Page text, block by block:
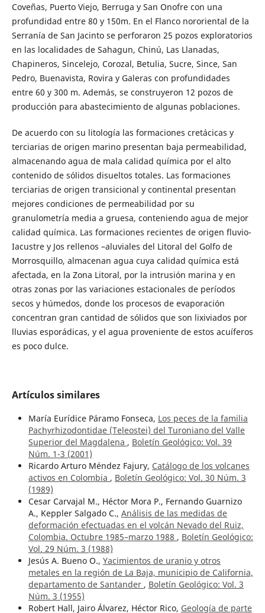
Coveñas, Puerto Viejo, Berruga y San Onofre con una
profundidad entre 80 y 150m. En el Flanco nororiental de la
Serranía de San Jacinto se perforaron 25 pozos exploratorios
en las localidades de Sahagun, Chinú, Las Llanadas,
Chapineros, Sincelejo, Corozal, Betulia, Sucre, Since, San
Pedro, Buenavista, Rovira y Galeras con profundidades
entre 60 y 300 m. Además, se construyeron 12 pozos de
producción para abastecimiento de algunas poblaciones.
De acuerdo con su litología las formaciones cretácicas y
terciarias de origen marino presentan baja permeabilidad,
almacenando agua de mala calidad química por el alto
contenido de sólidos disueltos totales. Las formaciones
terciarias de origen transicional y continental presentan
mejores condiciones de permeabilidad por su
granulometría media a gruesa, conteniendo agua de mejor
calidad química. Las formaciones recientes de origen fluvio-
Iacustre y Jos rellenos –aluviales del Litoral del Golfo de
Morrosquillo, almacenan agua cuya calidad química está
afectada, en la Zona Litoral, por la intrusión marina y en
otras zonas por las variaciones estacionales de períodos
secos y húmedos, donde los procesos de evaporación
concentran gran cantidad de sólidos que son lixiviados por
lluvias esporádicas, y el agua proveniente de estos acuíferos
es poco dulce.
Artículos similares
María Eurídice Páramo Fonseca, Los peces de la familia
Pachyrhizodontidae (Teleostei) del Turoniano del Valle
Superior del Magdalena , Boletín Geológico: Vol. 39
Núm. 1-3 (2001)
Ricardo Arturo Méndez Fajury, Catálogo de los volcanes
activos en Colombia , Boletín Geológico: Vol. 30 Núm. 3
(1989)
Cesar Carvajal M., Héctor Mora P., Fernando Guarnizo
A., Keppler Salgado C., Análisis de las medidas de
deformación efectuadas en el volcán Nevado del Ruiz,
Colombia. Octubre 1985–marzo 1988 , Boletín Geológico:
Vol. 29 Núm. 3 (1988)
Jesús A. Bueno O., Yacimientos de uranio y otros
metales en la región de La Baja, municipio de California,
departamento de Santander , Boletín Geológico: Vol. 3
Núm. 3 (1955)
Robert Hall, Jairo Álvarez, Héctor Rico, Geología de parte